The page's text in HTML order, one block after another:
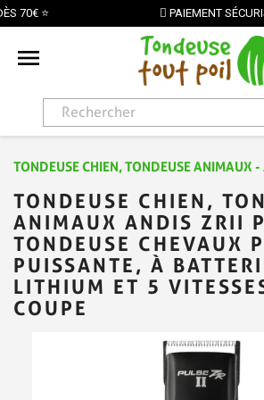
PAIEMENT SÉCURISÉ PAR CARTE

TONDEUSE CHIEN, TONDEUSE ANIMAUX
TONDEUSE CHIEN,
ANIMAUX ANDIS ZRII
TONDEUSE CHEVAUX
PUISSANTE, À
LITHIUM ET 5
COUPE